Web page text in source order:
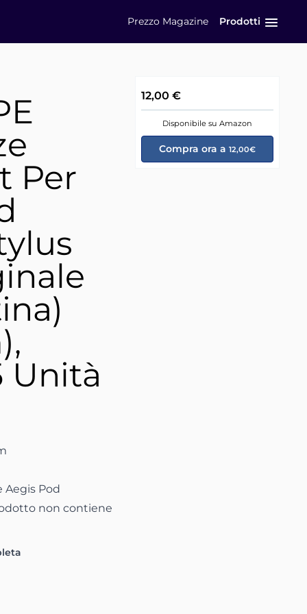
Prezzo Magazine Prodotti
Per
Unità
Aegis Pod
non contiene
12,00 €
Disponibile su Amazon
Compra ora a12,00€